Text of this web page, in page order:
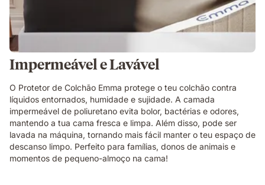
Impermeável e Lavável
O Protetor de Colchão Emma protege o teu colchão contra
líquidos entornados, humidade e sujidade. A camada
impermeável de poliuretano evita bolor, bactérias e odores,
mantendo a tua cama fresca e limpa. Além disso, pode ser
lavada na máquina, tornando mais fácil manter o teu espaço de
descanso limpo. Perfeito para famílias, donos de animais e
momentos de pequeno-almoço na cama!